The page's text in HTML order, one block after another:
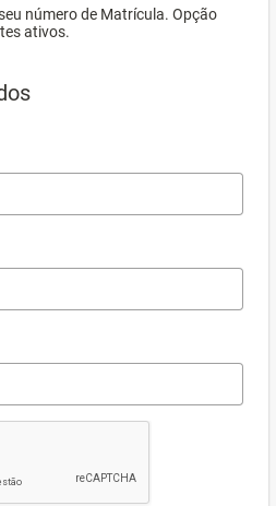
número de Matrícula. Opção
ativos.